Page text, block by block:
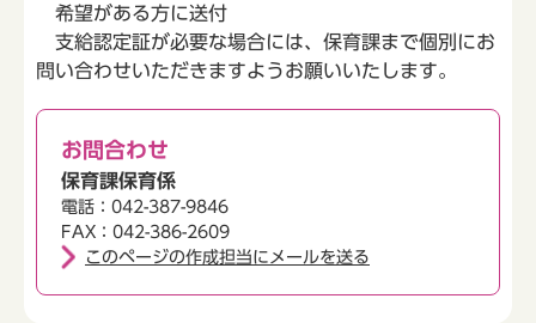
希望がある方に送付
支給認定証が必要な場合には、保育課まで個別にお
問い合わせいただきますようお願いいたします。
お問合わせ
保育課保育係
電話：042-387-9846
FAX：042-386-2609
このページの作成担当にメールを送る